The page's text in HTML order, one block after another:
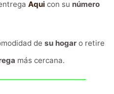
Aquicon su número
de su hogaro retire
más cercana.